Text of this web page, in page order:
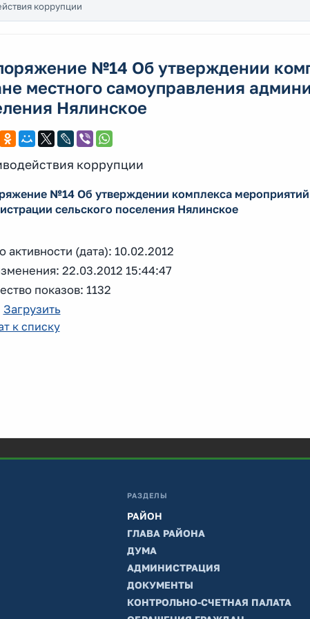
коррупции
№14 Об утверждении
местного самоуправления
Нялинское
коррупции
№14 Об утверждении комплекса
сельского поселения Нялинское
активности (дата): 10.02.2012
22.03.2012 15:44:47
показов: 1132
Загрузить
к списку
РАЗДЕЛЫ
РАЙОН
ГЛАВА РАЙОНА
ДУМА
АДМИНИСТРАЦИЯ
ДОКУМЕНТЫ
КОНТРОЛЬНО-СЧЕТНАЯ ПАЛАТА